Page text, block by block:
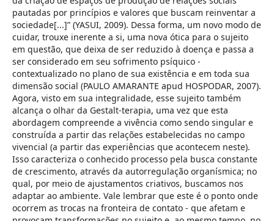
pautadas por princípios e valores que buscam reinventar a
sociedade[...]” (YASUI, 2009). Dessa forma, um novo modo de
cuidar, trouxe inerente a si, uma nova ótica para o sujeito
em questão, que deixa de ser reduzido à doença e passa a
ser considerado em seu sofrimento psíquico -
contextualizado no plano de sua existência e em toda sua
dimensão social (PAULO AMARANTE apud HOSPODAR, 2007).
Agora, visto em sua integralidade, esse sujeito também
alcança o olhar da Gestalt-terapia, uma vez que esta
abordagem compreende a vivência como sendo singular e
construída a partir das relações estabelecidas no campo
vivencial (a partir das experiências que acontecem neste).
Isso caracteriza o conhecido processo pela busca constante
de crescimento, através da autorregulação organísmica; no
qual, por meio de ajustamentos criativos, buscamos nos
adaptar ao ambiente. Vale lembrar que este é o ponto onde
ocorrem as trocas na fronteira de contato - que afetam e